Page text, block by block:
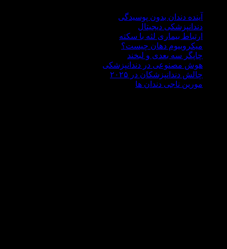
آینده دندان بدون پوسیدگی
دندانپزشکی دیجیتال
ارتباط بیماری لثه با سکته
میکروبیوم دهان چیست؟
چاپگر سه‌ بعدی و لبخند
هوش مصنوعی در دندانپزشکی
چالش‌ دندانپزشکان در ۲۰۲۵
مورین ناجی دندان ها